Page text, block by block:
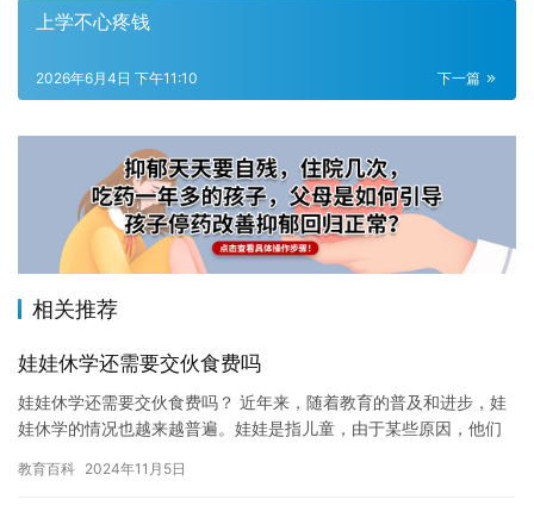
上学不心疼钱
下一篇
2026年6月4日 下午11:10
相关推荐
娃娃休学还需要交伙食费吗
娃娃休学还需要交伙食费吗？ 近年来，随着教育的普及和进步，娃
娃休学的情况也越来越普遍。娃娃是指儿童，由于某些原因，他们
的选…
教育百科 2024年11月5日